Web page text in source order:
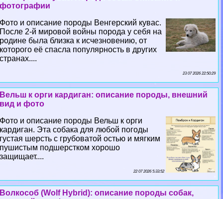
фотографии
Фото и описание породы Венгерский кувас.
После 2-й мировой войны порода у себя на
родине была близка к исчезновению, от
которого её спасла популярность в других
странах....
23 07 2026 22:50:29
Вельш к opги кардиган: описание породы, внешний
вид и фото
Фото и описание породы Вельш к opги
кардиган. Эта собака для любой погоды
густая шерсть с грубоватой остью и мягким
пушистым подшерстком хорошо
защищает....
22 07 2026 5:33:52
Волкособ (Wolf Hybrid): описание породы собак,